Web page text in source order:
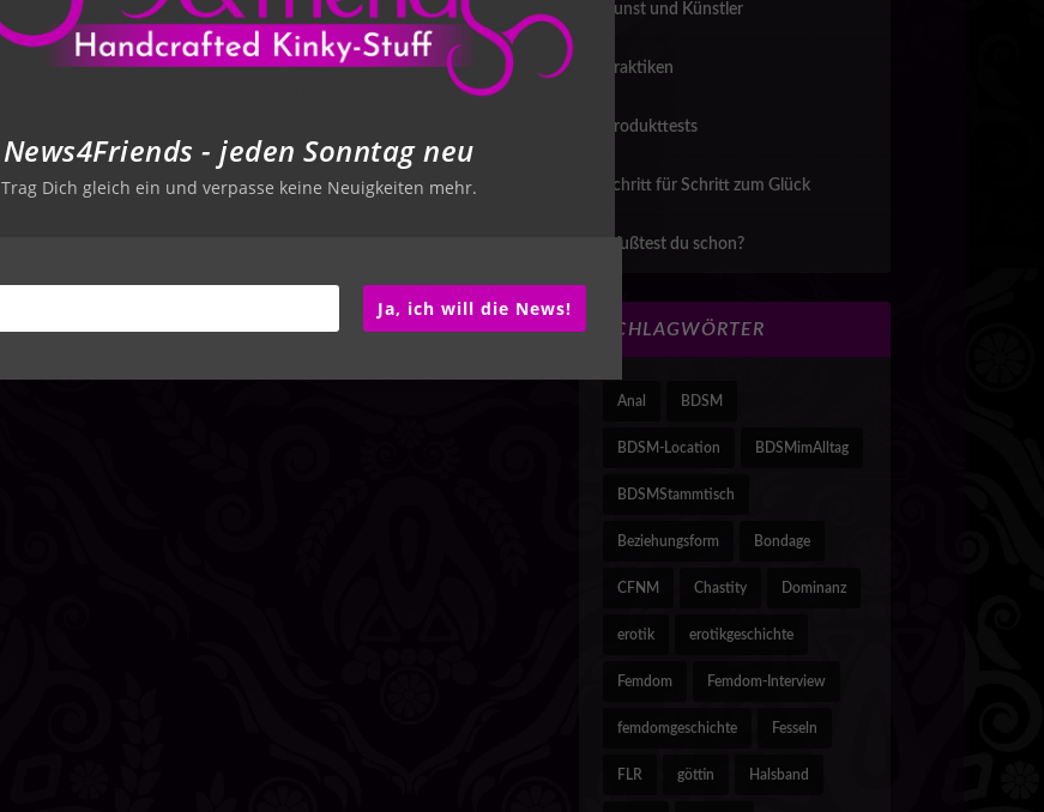
Januar 31, 2024 September 16, 2020
Kunst und Künstler
Praktiken
Produkttests
Schritt für Schritt zum Glück
Wußtest du schon?
SCHLAGWÖRTER
Anal BDSM
BDSM-Location BDSMimAlltag
BDSMStammtisch
Beziehungsform Bondage
CFNM Chastity Dominanz
erotik erotikgeschichte
Femdom Femdom-Interview
femdomgeschichte Fesseln
FLR göttin Halsband
News4Friends - jeden Sonntag neu
Trag Dich gleich ein und verpasse keine Neuigkeiten mehr.
Ja, ich will die News!